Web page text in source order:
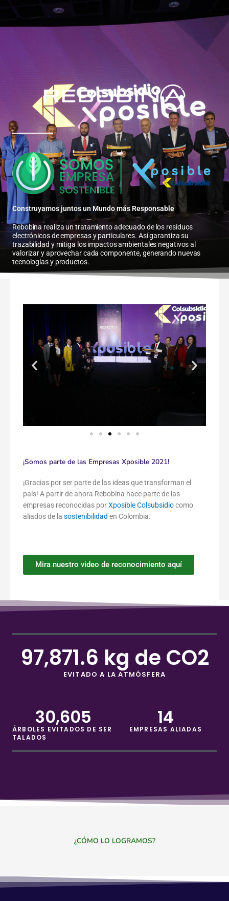
contenido
Construyamos juntos un Mundo más Responsable
Rebobina realiza un tratamiento adecuado de los residuos
electrónicos de empresas y particulares. Así garantiza su
trazabilidad y mitiga los impactos ambientales negativos al
valorizar y aprovechar cada componente, generando nuevas
tecnologías y productos.
¡Somos parte de las Empresas Xposible 2021!
¡Gracias por ser parte de las ideas que transforman el
país! A partir de ahora Rebobina hace parte de las
empresas reconocidas porXposible Colsubsidiocomo
aliados de la sostenibilidad en Colombia.
Mira nuestro video de reconocimiento aquí
EVITADO A LA ATMÓSFERA
97,871.6 kg de CO2
ÁRBOLES EVITADOS DE SER
TALADOS
30,605
EMPRESAS ALIADAS
14
¿CÓMO LO LOGRAMOS?
InstagramLinkedIn